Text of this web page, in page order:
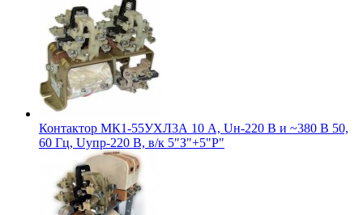
Контактор МК1-55УХЛ3А 10 А, Uн-220 В и ~380 В 50,
60 Гц, Uупр-220 В, в/к 5"З"+5"Р"